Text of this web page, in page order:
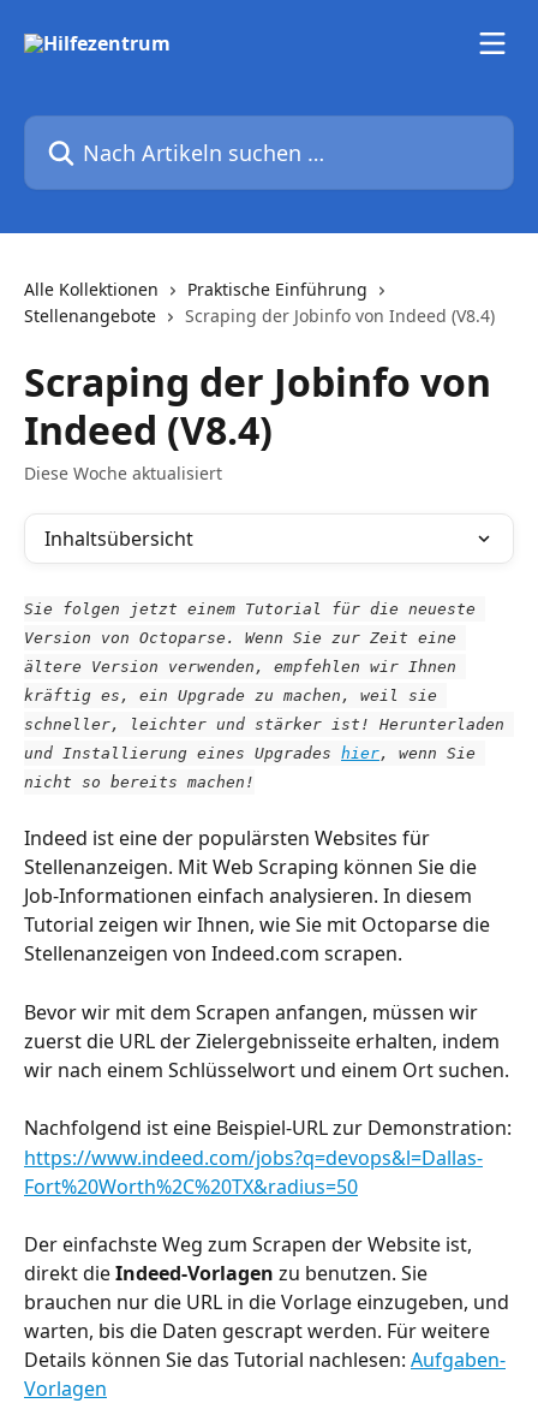
Nach Artikeln suchen …
Alle Kollektionen
Praktische Einführung
Stellenangebote
Scraping der Jobinfo von Indeed (V8.4)
Scraping der Jobinfo von
Indeed (V8.4)
Diese Woche aktualisiert
Inhaltsübersicht
Sie folgen jetzt einem Tutorial für die neueste
Version von Octoparse. Wenn Sie zur Zeit eine
ältere Version verwenden, empfehlen wir Ihnen
kräftig es, ein Upgrade zu machen, weil sie
schneller, leichter und stärker ist! Herunterladen
und Installierung eines Upgrades hier, wenn Sie
nicht so bereits machen!
Indeed ist eine der populärsten Websites für
Stellenanzeigen. Mit Web Scraping können Sie die
Job-Informationen einfach analysieren. In diesem
Tutorial zeigen wir Ihnen, wie Sie mit Octoparse die
Stellenanzeigen von Indeed.com scrapen.
Bevor wir mit dem Scrapen anfangen, müssen wir
zuerst die URL der Zielergebnisseite erhalten, indem
wir nach einem Schlüsselwort und einem Ort suchen.
Nachfolgend ist eine Beispiel-URL zur Demonstration:
https://www.indeed.com/jobs?q=devops&l=Dallas-
Fort%20Worth%2C%20TX&radius=50
Der einfachste Weg zum Scrapen der Website ist,
direkt die Indeed-Vorlagen zu benutzen. Sie
brauchen nur die URL in die Vorlage einzugeben, und
warten, bis die Daten gescrapt werden. Für weitere
Details können Sie das Tutorial nachlesen: Aufgaben-
Vorlagen